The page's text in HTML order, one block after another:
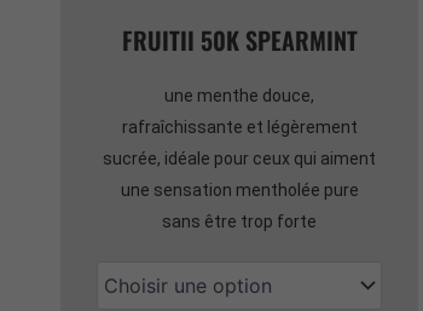
FRUITII 50K SPEARMINT
une menthe douce,
rafraîchissante et légèrement
sucrée, idéale pour ceux qui aiment
une sensation mentholée pure
sans être trop forte